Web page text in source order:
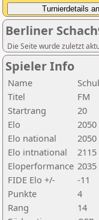
Berliner
Die Seite wurde zuletzt
Spieler Info
Name
Titel
FM
Startrang
20
Elo
2050
Elo national
2050
Elo intnational
2115
Eloperformance 2035
FIDE Elo +/-
-11
Punkte
4
Rang
14